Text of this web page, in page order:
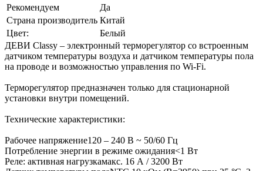
Рекомендуем
Да
Страна производитель Китай
Цвет:
Белый
ДЕВИ Classy – электронный терморегулятор со встроенным
датчиком температуры воздуха и датчиком температуры пола
на проводе и возможностью управления по Wi-Fi.
Терморегулятор предназначен только для стационарной
установки внутри помещений.
Технические характеристики:
Рабочее напряжение120 – 240 В ~ 50/60 Гц
Потребление энергии в режиме ожидания<1 Вт
Реле: активная нагрузкамакс. 16 А / 3200 Вт